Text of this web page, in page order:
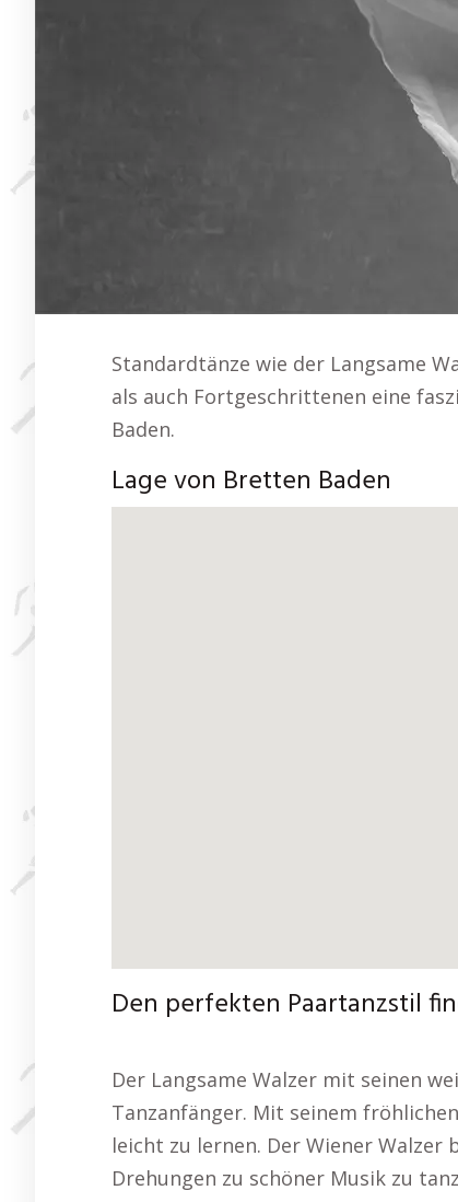
Standardtänze wie der Langsame
als auch Fortgeschrittenen eine
Baden.
Lage von Bretten Baden
Den perfekten Paartanzstil
Der Langsame Walzer mit seinen
Tanzanfänger. Mit seinem
leicht zu lernen. Der Wiener Walzer
Drehungen zu schöner Musik zu